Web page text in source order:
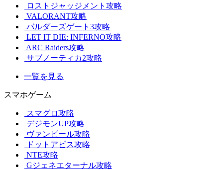
ロストジャッジメント攻略
VALORANT攻略
バルダーズゲート3攻略
LET IT DIE: INFERNO攻略
ARC Raiders攻略
サブノーティカ2攻略
一覧を見る
スマホゲーム
スマグロ攻略
デジモンUP攻略
ヴァンピール攻略
ドットアビス攻略
NTE攻略
Gジェネエターナル攻略